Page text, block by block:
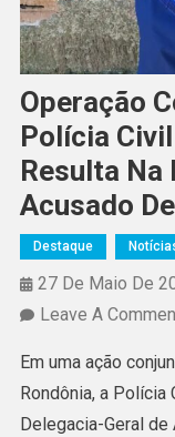
Operação
Polícia
Resulta Na
Acusado
Destaque
27 De Maio De
Leave A
Em uma ação
Rondônia, a
Delegacia-Geral